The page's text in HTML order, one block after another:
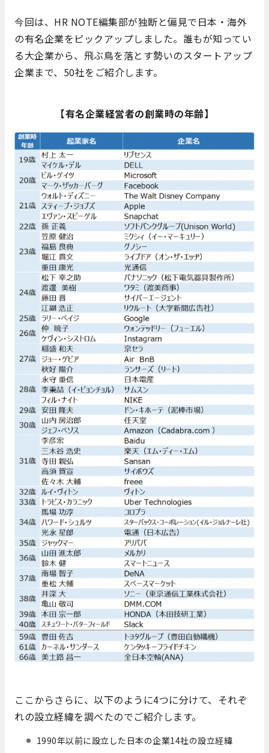
今回は、HR NOTE編集部が独断と偏見で日本・海外
の有名企業をピックアップしました。誰もが知ってい
る大企業から、飛ぶ鳥を落とす勢いのスタートアップ
企業まで、50社をご紹介します。
【有名企業経営者の創業時の年齢】
ここからさらに、以下のように4つに分けて、それぞ
れの設立経緯を調べたのでご紹介します。
1990年以前に設立した日本の企業14社の設立経緯